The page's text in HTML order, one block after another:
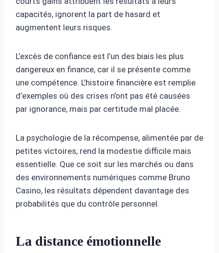
capacités, ignorent la part de hasard et
augmentent leurs risques.
L’excès de confiance est l’un des biais les plus
dangereux en finance, car il se présente comme
une compétence. L’histoire financière est remplie
d’exemples où des crises n’ont pas été causées
par ignorance, mais par certitude mal placée.
La psychologie de la récompense, alimentée par de
petites victoires, rend la modestie difficile mais
essentielle. Que ce soit sur les marchés ou dans
des environnements numériques comme Bruno
Casino, les résultats dépendent davantage des
probabilités que du contrôle personnel.
La distance émotionnelle